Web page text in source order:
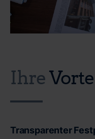
Ihre
Transparenter